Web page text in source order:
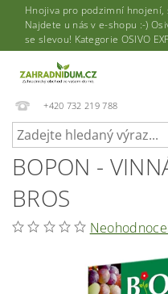
Hnojiva pro podzimní
Najdete u nás v e-shopu :-)
se slevou! Kategorie OSIVO
+420 732 219 788
BOPON -
BROS